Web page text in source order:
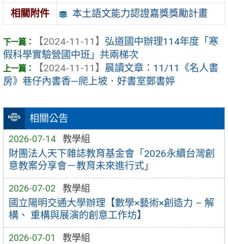
相關公告
2026-07-14 教學組
財團法人天下雜誌教育基金會「2026永續台灣創
意教案分享會－教育未來進行式」
2026-07-02 教學組
國立陽明交通大學辦理【數學×藝術×創造力 – 解
構、 重構與展演的創意工作坊】
2026-07-01 教學組
相關附件 本土語文能力認證嘉獎獎勵計畫
【2024-11-11】 弘道國中辦理114年度「寒
假科學實驗營國中班」共兩梯次
【2024-11-11】 晨讀文章：11/11《名人書
房》巷仔內書香—爬上坡．好書室鄭書婷